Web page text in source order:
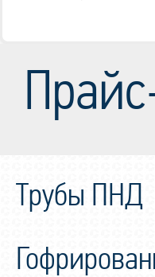
Трубы ПНД